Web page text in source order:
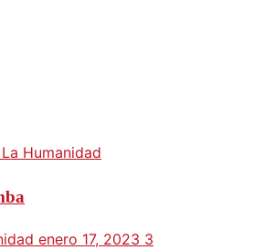
Humanidad
enero 17, 2023 3